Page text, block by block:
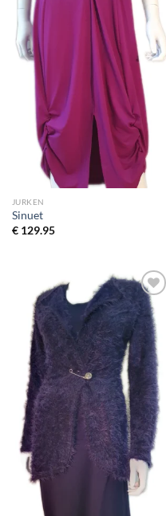
JURKEN
Sinuet
€129.95
Toevoegen
aan
wenslijst